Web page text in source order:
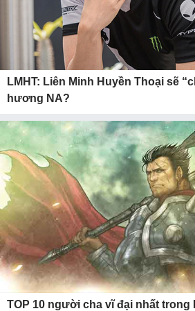
LMHT: Liên Minh Huyền Thoại sẽ
hương NA?
TOP 10 người cha vĩ đại nhất trong